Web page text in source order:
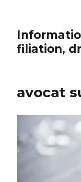
filiation,
avocat